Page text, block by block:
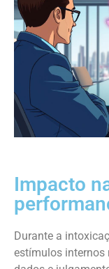
Impacto
Durante a
estímulos internos